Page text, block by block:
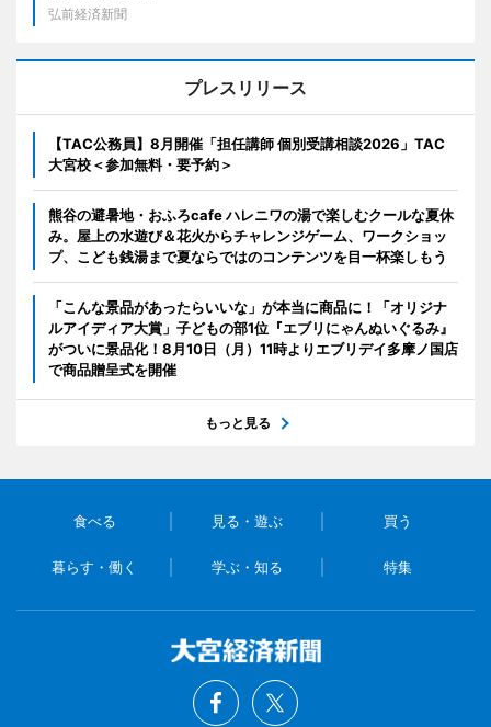
弘前経済新聞
プレスリリース
【TAC公務員】8月開催「担任講師 個別受講相談2026」TAC
大宮校＜参加無料・要予約＞
熊谷の避暑地・おふろcafe ハレニワの湯で楽しむクールな夏休
み。屋上の水遊び＆花火からチャレンジゲーム、ワークショッ
プ、こども銭湯まで夏ならではのコンテンツを目一杯楽しもう
「こんな景品があったらいいな」が本当に商品に！「オリジナ
ルアイディア大賞」子どもの部1位『エブリにゃんぬいぐるみ』
がついに景品化！8月10日（月）11時よりエブリデイ多摩ノ国店
で商品贈呈式を開催
もっと見る
食べる 見る・遊ぶ 買う
暮らす・働く 学ぶ・知る 特集